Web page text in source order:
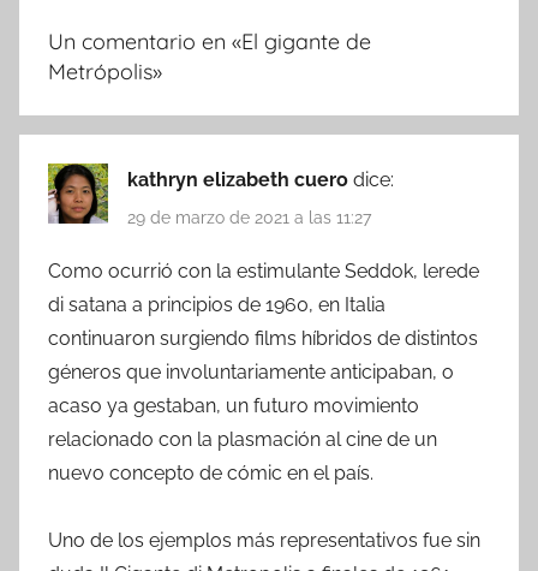
Un comentario en «El gigante de
Metrópolis»
kathryn elizabeth cuero dice:
29 de marzo de 2021 a las 11:27
Como ocurrió con la estimulante Seddok, lerede
di satana a principios de 1960, en Italia
continuaron surgiendo films híbridos de distintos
géneros que involuntariamente anticipaban, o
acaso ya gestaban, un futuro movimiento
relacionado con la plasmación al cine de un
nuevo concepto de cómic en el país.
Uno de los ejemplos más representativos fue sin